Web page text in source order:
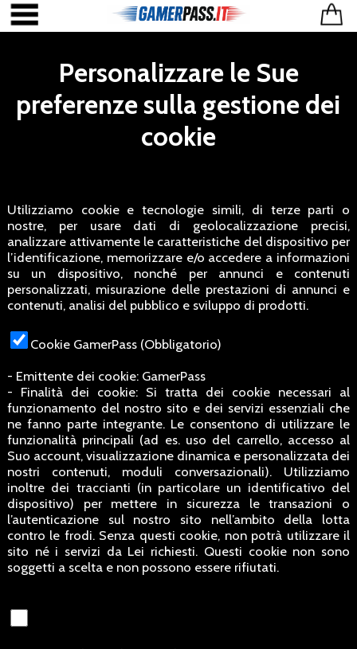
Personalizzare le Sue
preferenze sulla gestione dei
cookie
Utilizziamo cookie e tecnologie simili, di terze parti o
nostre, per usare dati di geolocalizzazione precisi,
analizzare attivamente le caratteristiche del dispositivo per
l’identificazione, memorizzare e/o accedere a informazioni
su un dispositivo, nonché per annunci e contenuti
personalizzati, misurazione delle prestazioni di annunci e
contenuti, analisi del pubblico e sviluppo di prodotti.
Cookie GamerPass (Obbligatorio)
- Emittente dei cookie: GamerPass
- Finalità dei cookie: Si tratta dei cookie necessari al
funzionamento del nostro sito e dei servizi essenziali che
ne fanno parte integrante. Le consentono di utilizzare le
funzionalità principali (ad es. uso del carrello, accesso al
Suo account, visualizzazione dinamica e personalizzata dei
nostri contenuti, moduli conversazionali). Utilizziamo
inoltre dei traccianti (in particolare un identificativo del
dispositivo) per mettere in sicurezza le transazioni o
l’autenticazione sul nostro sito nell’ambito della lotta
contro le frodi. Senza questi cookie, non potrà utilizzare il
sito né i servizi da Lei richiesti. Questi cookie non sono
soggetti a scelta e non possono essere rifiutati.